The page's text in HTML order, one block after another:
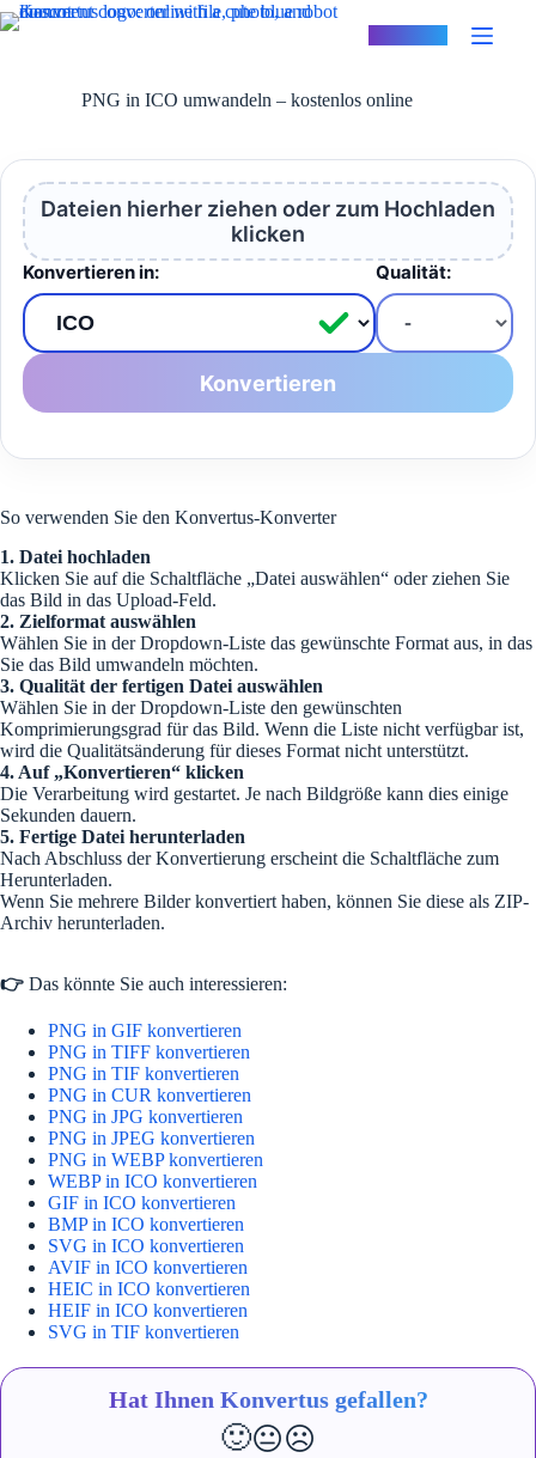
Zum
Inhalt
PNG in ICO umwandeln – kostenlos online
Dateien hierher ziehen oder zum Hochladen
klicken
Konvertieren in: Qualität:
Konvertieren
So verwenden Sie den Konvertus-Konverter
1. Datei hochladen
Klicken Sie auf die Schaltfläche „Datei auswählen“ oder ziehen Sie
das Bild in das Upload-Feld.
2. Zielformat auswählen
Wählen Sie in der Dropdown-Liste das gewünschte Format aus, in das
Sie das Bild umwandeln möchten.
3. Qualität der fertigen Datei auswählen
Wählen Sie in der Dropdown-Liste den gewünschten
Komprimierungsgrad für das Bild. Wenn die Liste nicht verfügbar ist,
wird die Qualitätsänderung für dieses Format nicht unterstützt.
4. Auf „Konvertieren“ klicken
Die Verarbeitung wird gestartet. Je nach Bildgröße kann dies einige
Sekunden dauern.
5. Fertige Datei herunterladen
Nach Abschluss der Konvertierung erscheint die Schaltfläche zum
Herunterladen.
Wenn Sie mehrere Bilder konvertiert haben, können Sie diese als ZIP-
Archiv herunterladen.
👉 Das könnte Sie auch interessieren:
PNG in GIF konvertieren
PNG in TIFF konvertieren
PNG in TIF konvertieren
PNG in CUR konvertieren
PNG in JPG konvertieren
PNG in JPEG konvertieren
PNG in WEBP konvertieren
WEBP in ICO konvertieren
GIF in ICO konvertieren
BMP in ICO konvertieren
SVG in ICO konvertieren
AVIF in ICO konvertieren
HEIC in ICO konvertieren
HEIF in ICO konvertieren
SVG in TIF konvertieren
Hat Ihnen Konvertus gefallen?
🙂😐☹️